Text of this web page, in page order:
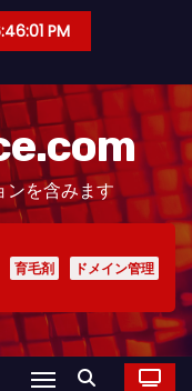
PM
ンを含みます
育毛剤
ドメイン管理